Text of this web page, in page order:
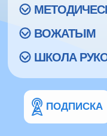
ВОЖАТЫМ
ШКОЛА
ПОДПИСКА